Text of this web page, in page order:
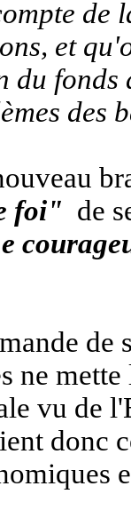
de
et
fonds
des
foi" de
ne
vu de
donc